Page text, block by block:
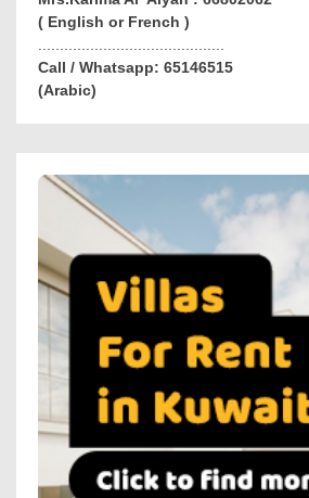
( English or French )
...........................................
Call / Whatsapp: 65146515
(Arabic)